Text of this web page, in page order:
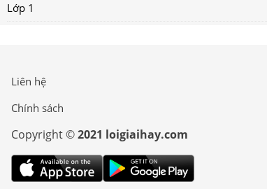
Lớp 1
Liên hệ
Chính sách
Copyright ©2021 loigiaihay.com